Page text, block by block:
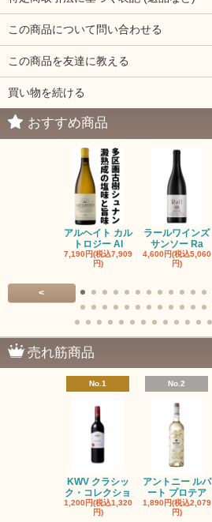
この商品について問い合わせる
この商品を友達に教える
買い物を続ける
おすすめ商品
アルヘイト カル
トロジー Al
7,190円(税込7,909
円)
ラールワインズ
サンソー Ra
4,600円(税込5,060
円)
<
売れ筋商品
No.1
KWV クラシッ
ク・コレクショ
1,200円(税込1,320
円)
No.2
アントニー ルパ
ート プロテア
1,890円(税込2,079
円)